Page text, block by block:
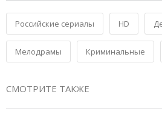
Российские сериалы HD
Мелодрамы Криминальные
СМОТРИТЕ ТАКЖЕ